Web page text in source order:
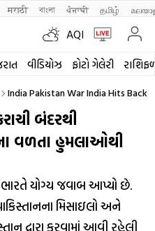
मराठी বাংলা ਪੰਜਾਬੀ தமிழ்
AQI
વીડિયોઝ ફોટો ગેલેરી
India Pakistan War India Hits Back
બંદરથી
વળતા હુમલાઓથી
યોગ્ય જવાબ આપ્યો છે.
મિસાઇલો અને
દ્વારા કરવામાં આવી રહેલી